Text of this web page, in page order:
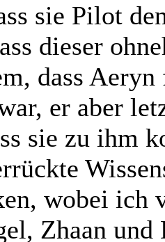
sie Pilot
dieser
dass
er aber
sie zu ihm
wobei ich
Zhaan